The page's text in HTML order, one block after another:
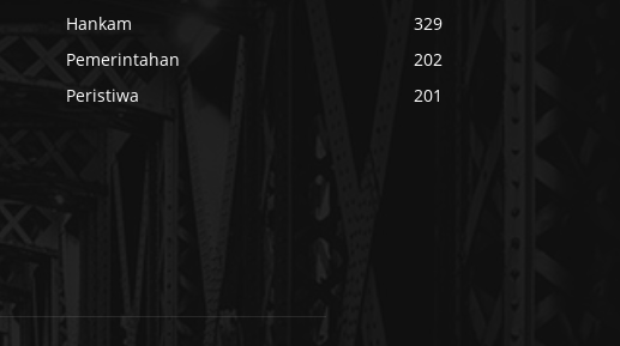
Hankam
329
Pemerintahan
202
Peristiwa
201